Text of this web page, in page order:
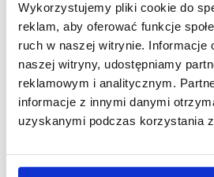
Wykorzystujemy pliki cookie do
reklam, aby oferować funkcje
ruch w naszej witrynie. Informacje
naszej witryny, udostępniamy
reklamowym i analitycznym.
informacje z innymi danymi
uzyskanymi podczas korzystania z
na stroniehttps://
naszej usługi, aby poznać jej
(Link do jednej z naszych usług
https://
id=1694286 )
Zgłosić się do projektu poprzez
rekrutacyjny dostępny na stronie